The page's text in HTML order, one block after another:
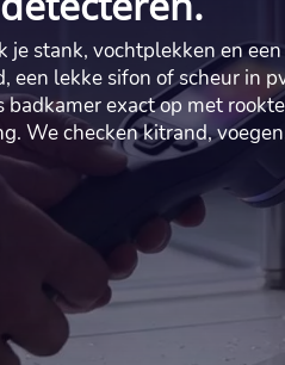
je stank, vochtplekken en
een lekke sifon of scheur in
exact op met
We checken kitrand,